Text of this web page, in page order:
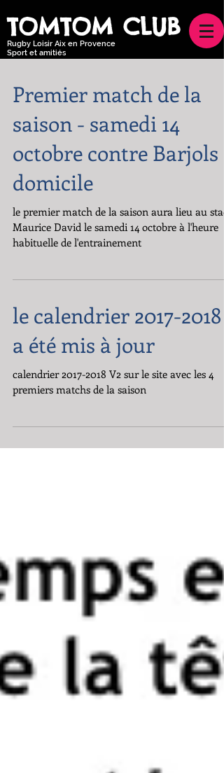
TOMTOM CLUB
Rugby Loisir Aix en Provence
Sport et amitiés
Premier match de la
saison - samedi 14
octobre contre Barjols à
domicile
le premier match de la saison aura lieu au
Maurice David le samedi 14 octobre à l'heure
habituelle de l'entrainement
le calendrier 2017-2018
a été mis à jour
calendrier 2017-2018 V2 sur le site avec les 4
premiers matchs de la saison